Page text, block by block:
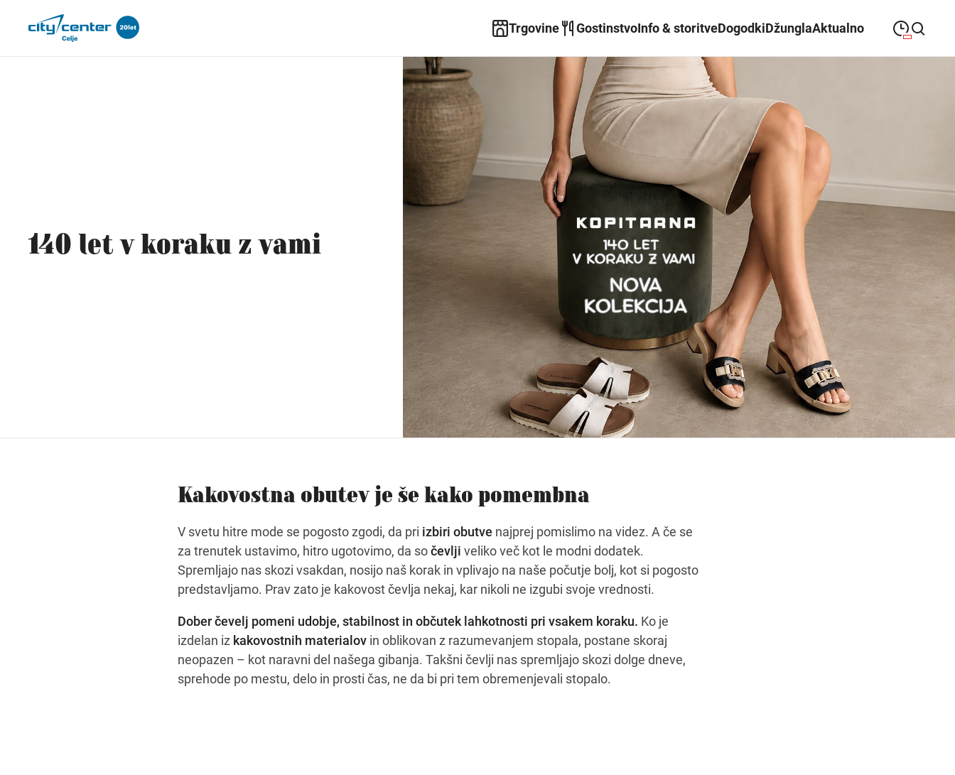
Trgovine GostinstvoInfo & storitveDogodkiDžunglaAktualno
Close search
torek
TOREK
sreda
09:00—21:00
petek
sobota
SOBOTA
Redni in praznični odpiralni
čas
Navodila za pot
140 let v koraku z vami
Kakovostna obutev je še kako pomembna
V svetu hitre mode se pogosto zgodi, da pri izbiri obutve najprej pomislimo na videz. A če se
za trenutek ustavimo, hitro ugotovimo, da sočevlji veliko več kot le modni dodatek.
Spremljajo nas skozi vsakdan, nosijo naš korak in vplivajo na naše počutje bolj, kot si pogosto
predstavljamo. Prav zato je kakovost čevlja nekaj, kar nikoli ne izgubi svoje vrednosti.
Dober čevelj pomeni udobje, stabilnost in občutek lahkotnosti pri vsakem koraku. Ko je
izdelan iz kakovostnih materialovin oblikovan z razumevanjem stopala, postane skoraj
neopazen – kot naravni del našega gibanja. Takšni čevlji nas spremljajo skozi dolge dneve,
sprehode po mestu, delo in prosti čas, ne da bi pri tem obremenjevali stopalo.